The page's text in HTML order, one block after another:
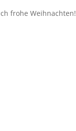
frohe Weihnachten!